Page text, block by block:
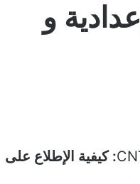
و
E: كيفية الإطلاع على